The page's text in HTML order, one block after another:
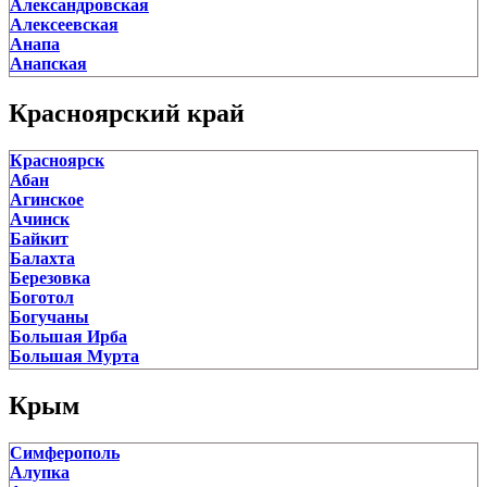
Сусанино
Чистые Боры
Чухлома
Шарья
Александровская
Алексеевская
Анапа
Анапская
Анастасиевская
Андрюки
Апшеронск
Архангельская
Архипо-Осиповка
Атаманская
Афипский
Ахтанизовская
Ахтарский
Ахтырский
Баговская
Батуринская
Белая Глина
Белозерный
Березанская
Березовый
Бриньковская
Брюховецкая
Красноярский край
Красноярск
Абан
Агинское
Ачинск
Байкит
Балахта
Березовка
Боготол
Богучаны
Большая Ирба
Большая Мурта
Большой Улуй
Бородино
Ванавара
Дивногорск
Дудинка
Крым
Симферополь
Алупка